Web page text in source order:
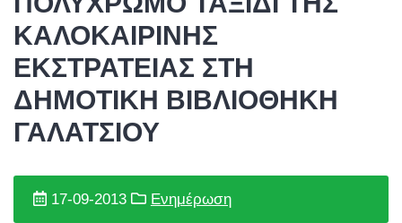
ΚΑΛΟΚΑΙΡΙΝΗΣ
ΕΚΣΤΡΑΤΕΙΑΣ ΣΤΗ
ΔΗΜΟΤΙΚΗ ΒΙΒΛΙΟΘΗΚΗ
ΓΑΛΑΤΣΙΟΥ
17-09-2013 Ενημέρωση